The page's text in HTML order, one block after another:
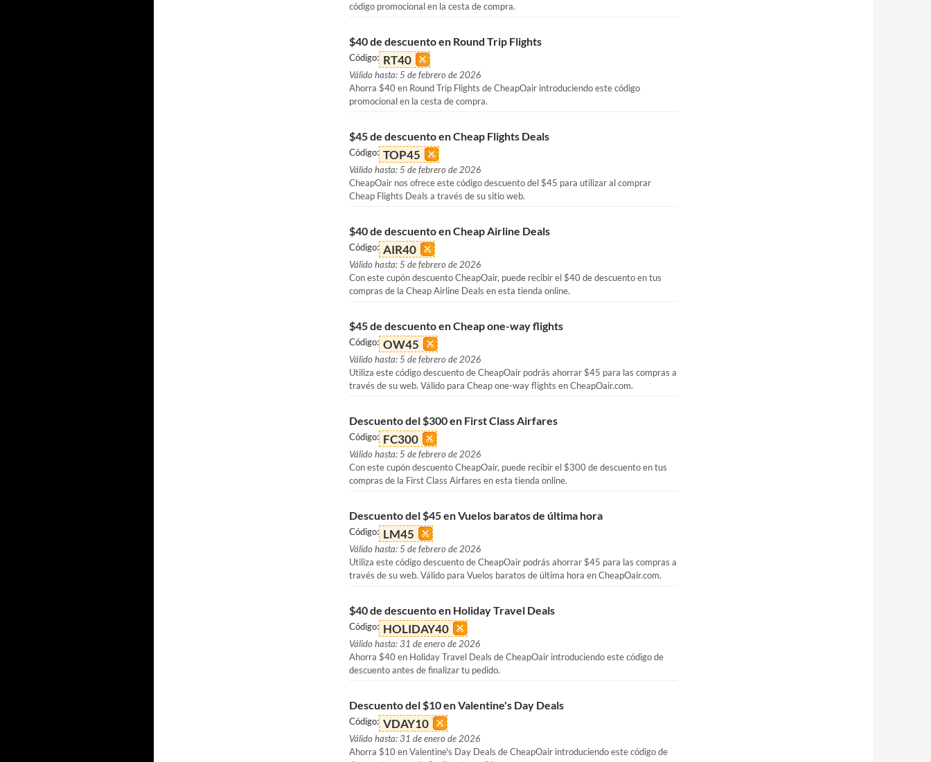
código promocional en la cesta de compra.
$40 de descuento en Round Trip Flights
Código: RT40
Válido hasta: 5 de febrero de 2026
Ahorra $40 en Round Trip Flights de CheapOair introduciendo este código
promocional en la cesta de compra.
$45 de descuento en Cheap Flights Deals
Código: TOP45
Válido hasta: 5 de febrero de 2026
CheapOair nos ofrece este código descuento del $45 para utilizar al comprar
Cheap Flights Deals a través de su sitio web.
$40 de descuento en Cheap Airline Deals
Código: AIR40
Válido hasta: 5 de febrero de 2026
Con este cupón descuento CheapOair, puede recibir el $40 de descuento en tus
compras de la Cheap Airline Deals en esta tienda online.
$45 de descuento en Cheap one-way flights
Código: OW45
Válido hasta: 5 de febrero de 2026
Utiliza este código descuento de CheapOair podrás ahorrar $45 para las compras a
través de su web. Válido para Cheap one-way flights en CheapOair.com.
Descuento del $300 en First Class Airfares
Código: FC300
Válido hasta: 5 de febrero de 2026
Con este cupón descuento CheapOair, puede recibir el $300 de descuento en tus
compras de la First Class Airfares en esta tienda online.
Descuento del $45 en Vuelos baratos de última hora
Código: LM45
Válido hasta: 5 de febrero de 2026
Utiliza este código descuento de CheapOair podrás ahorrar $45 para las compras a
través de su web. Válido para Vuelos baratos de última hora en CheapOair.com.
$40 de descuento en Holiday Travel Deals
Código: HOLIDAY40
Válido hasta: 31 de enero de 2026
Ahorra $40 en Holiday Travel Deals de CheapOair introduciendo este código de
descuento antes de finalizar tu pedido.
Descuento del $10 en Valentine's Day Deals
Código: VDAY10
Válido hasta: 31 de enero de 2026
Ahorra $10 en Valentine's Day Deals de CheapOair introduciendo este código de